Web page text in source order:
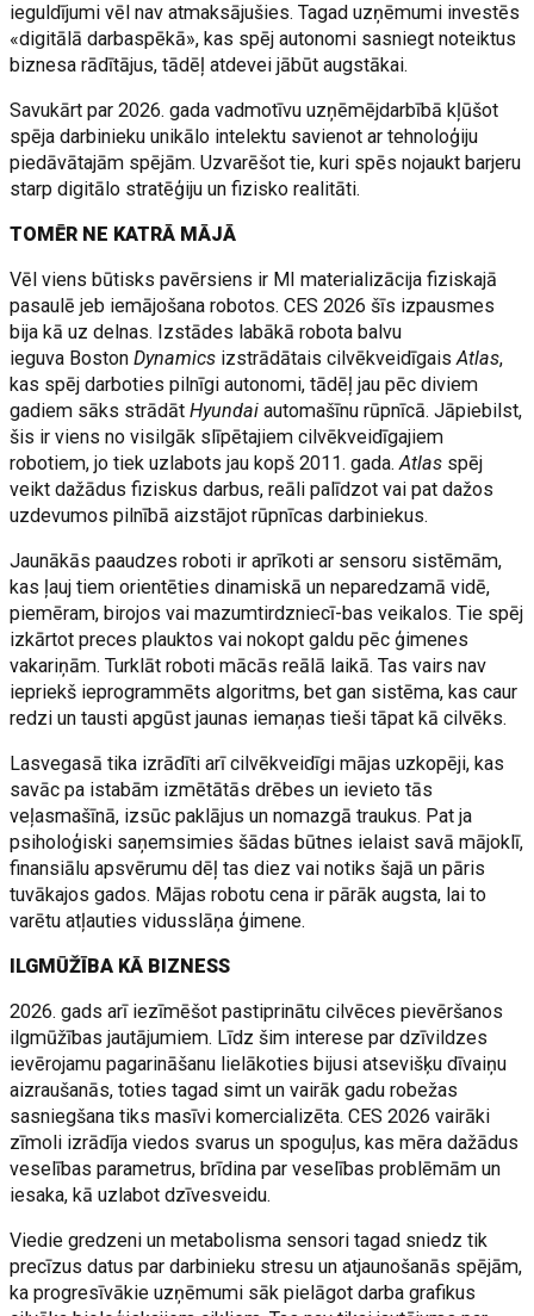
ieguldījumi vēl nav atmaksājušies. Tagad uzņēmumi investēs
«digitālā darbaspēkā», kas spēj autonomi sasniegt noteiktus
biznesa rādītājus, tādēļ atdevei jābūt augstākai.
Savukārt par 2026. gada vadmotīvu uzņēmējdarbībā kļūšot
spēja darbinieku unikālo intelektu savienot ar tehnoloģiju
piedāvātajām spējām. Uzvarēšot tie, kuri spēs nojaukt barjeru
starp digitālo stratēģiju un fizisko realitāti.
TOMĒR NE KATRĀ MĀJĀ
Vēl viens būtisks pavērsiens ir MI materializācija fiziskajā
pasaulē jeb iemājošana robotos. CES 2026 šīs izpausmes
bija kā uz delnas. Izstādes labākā robota balvu
ieguva BostonDynamics izstrādātais cilvēkveidīgaisAtlas,
kas spēj darboties pilnīgi autonomi, tādēļ jau pēc diviem
gadiem sāks strādātHyundaiautomašīnu rūpnīcā. Jāpiebilst,
šis ir viens no visilgāk slīpētajiem cilvēkveidīgajiem
robotiem, jo tiek uzlabots jau kopš 2011. gada.Atlas spēj
veikt dažādus fiziskus darbus, reāli palīdzot vai pat dažos
uzdevumos pilnībā aizstājot rūpnīcas darbiniekus.
Jaunākās paaudzes roboti ir aprīkoti ar sensoru sistēmām,
kas ļauj tiem orientēties dinamiskā un neparedzamā vidē,
piemēram, birojos vai mazumtirdzniecī-bas veikalos. Tie spēj
izkārtot preces plauktos vai nokopt galdu pēc ģimenes
vakariņām. Turklāt roboti mācās reālā laikā. Tas vairs nav
iepriekš ieprogrammēts algoritms, bet gan sistēma, kas caur
redzi un tausti apgūst jaunas iemaņas tieši tāpat kā cilvēks.
Lasvegasā tika izrādīti arī cilvēkveidīgi mājas uzkopēji, kas
savāc pa istabām izmētātās drēbes un ievieto tās
veļasmašīnā, izsūc paklājus un nomazgā traukus. Pat ja
psiholoģiski saņemsimies šādas būtnes ielaist savā mājoklī,
finansiālu apsvērumu dēļ tas diez vai notiks šajā un pāris
tuvākajos gados. Mājas robotu cena ir pārāk augsta, lai to
varētu atļauties vidusslāņa ģimene.
ILGMŪŽĪBA KĀ BIZNESS
2026. gads arī iezīmēšot pastiprinātu cilvēces pievēršanos
ilgmūžības jautājumiem. Līdz šim interese par dzīvildzes
ievērojamu pagarināšanu lielākoties bijusi atsevišķu dīvaiņu
aizraušanās, toties tagad simt un vairāk gadu robežas
sasniegšana tiks masīvi komercializēta. CES 2026 vairāki
zīmoli izrādīja viedos svarus un spoguļus, kas mēra dažādus
veselības parametrus, brīdina par veselības problēmām un
iesaka, kā uzlabot dzīvesveidu.
Viedie gredzeni un metabolisma sensori tagad sniedz tik
precīzus datus par darbinieku stresu un atjaunošanās spējām,
ka progresīvākie uzņēmumi sāk pielāgot darba grafikus